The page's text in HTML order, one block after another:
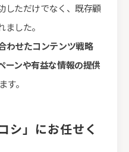
しただけでなく、既存顧
した。
わせたコンテンツ戦略
ーンや有益な情報の提供
す。
シ」にお任せく